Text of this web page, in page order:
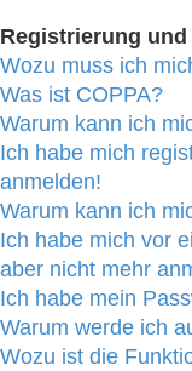
Registrierung
Wozu muss ich
Was ist COPPA?
Warum kann ich
Ich habe mich
anmelden!
Warum kann ich
Ich habe mich vor
aber nicht mehr
Ich habe mein
Warum werde ich
Wozu ist die